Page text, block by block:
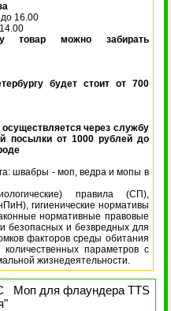
16.00
товар можно забирать
будет стоит от 700
через службу
посылки от 1000 рублей до
швабры - моп, ведра и мопы в
правила (СП),
гигиенические нормативы
нормативные правовые
безопасных и безвредных для
факторов среды обитания
параметров с
жизнедеятельности.
Моп для флаундера TTS